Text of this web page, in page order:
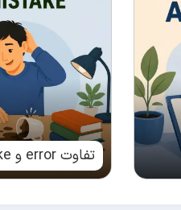
تفاوت error و mistake چیست؟